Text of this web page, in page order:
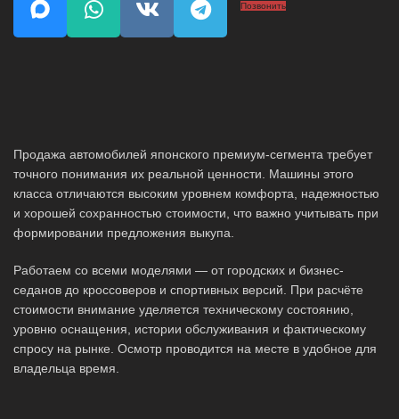
Позвонить
Продажа автомобилей японского премиум-сегмента требует
точного понимания их реальной ценности. Машины этого
класса отличаются высоким уровнем комфорта, надежностью
и хорошей сохранностью стоимости, что важно учитывать при
формировании предложения выкупа.
Работаем со всеми моделями — от городских и бизнес-
седанов до кроссоверов и спортивных версий. При расчёте
стоимости внимание уделяется техническому состоянию,
уровню оснащения, истории обслуживания и фактическому
спросу на рынке. Осмотр проводится на месте в удобное для
владельца время.